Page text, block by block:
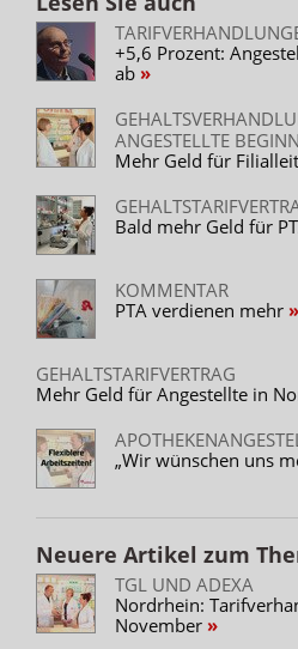
+5,6 Prozent:
ab
ANGESTELLTE
Mehr Geld für
Bald mehr Geld für
KOMMENTAR
PTA verdienen mehr
GEHALTSTARIFVERTRAG
Mehr Geld für Angestellte in
„Wir wünschen uns
Neuere Artikel zum
TGL UND ADEXA
Nordrhein:
November